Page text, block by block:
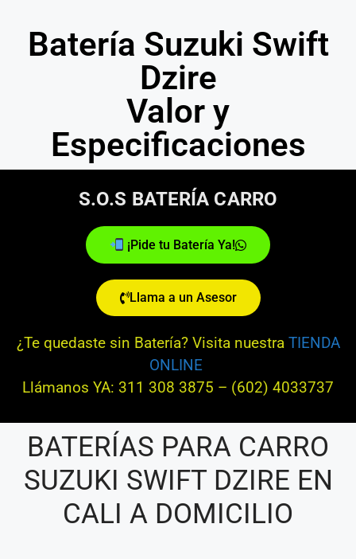
Batería Suzuki Swift
Dzire
Valor y
Especificaciones
S.O.S BATERÍA CARRO
¡Pide tu Batería Ya!
Llama a un Asesor
¿Te quedaste sin Batería? Visita nuestra TIENDA
ONLINE
Llámanos YA: 311 308 3875 – (602) 4033737
BATERÍAS PARA CARRO
SUZUKI SWIFT DZIRE EN
CALI A DOMICILIO